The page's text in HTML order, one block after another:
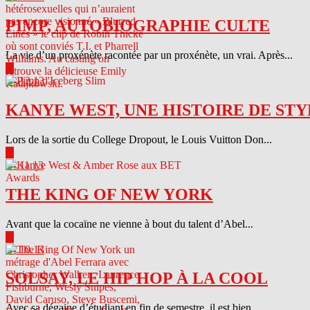
PIMP, AUTOBIOGRAPHIE CULTE
La vie d’un proxénète racontée par un proxénète, un vrai. Après...
04.12.13
KANYE WEST, UNE HISTOIRE DE
Lors de la sortie du College Dropout, le Louis Vuitton Don...
04.11.13
THE KING OF NEW YORK
Avant que la cocaïne ne vienne à bout du talent d’Abel...
04.10.13
SOLSAY, LE HIP HOP À LA COOL